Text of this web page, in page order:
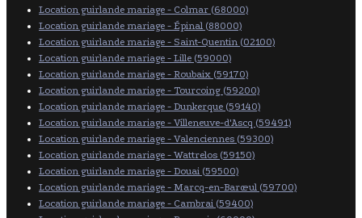
Location guirlande mariage - Colmar (68000)
Location guirlande mariage - Épinal (88000)
Location guirlande mariage - Saint-Quentin (02100)
Location guirlande mariage - Lille (59000)
Location guirlande mariage - Roubaix (59170)
Location guirlande mariage - Tourcoing (59200)
Location guirlande mariage - Dunkerque (59140)
Location guirlande mariage - Villeneuve-d'Ascq (59491)
Location guirlande mariage - Valenciennes (59300)
Location guirlande mariage - Wattrelos (59150)
Location guirlande mariage - Douai (59500)
Location guirlande mariage - Marcq-en-Barœul (59700)
Location guirlande mariage - Cambrai (59400)